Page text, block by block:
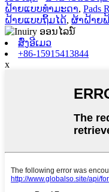
ຝ້າຍແບບທຳມະດາ, Pads
ຝ້າຍແບບຖິ້ມໄດ້, ຜ້າຝ້າຍ
ສົ່ງອີເມວ
+86-15915413844
x